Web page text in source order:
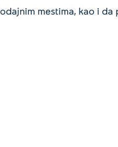
mestima, kao i da